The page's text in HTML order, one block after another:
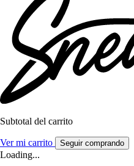
Subtotal del carrito
Ver mi carrito Seguir comprando
Loading...